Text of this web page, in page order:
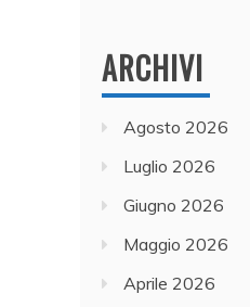
ARCHIVI
Agosto 2026
Luglio 2026
Giugno 2026
Maggio 2026
Aprile 2026